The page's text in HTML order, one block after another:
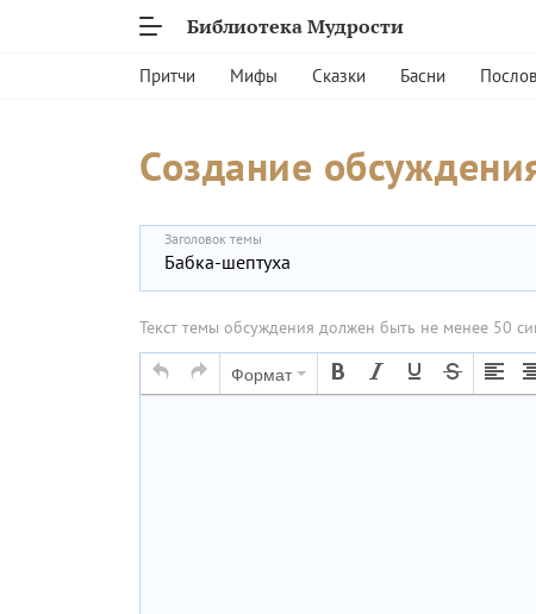
Библиотека Мудрости
Притчи Мифы Сказки Басни
Создание
Заголовок темы
Текст темы обсуждения должен быть не менее 50
Формат